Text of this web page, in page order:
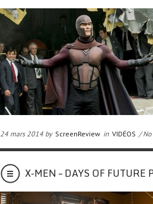
24 mars 2014 by ScreenReview in VIDÉOS / No
X-MEN – DAYS OF